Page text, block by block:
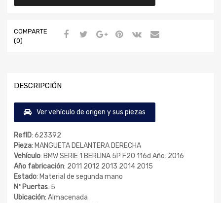
COMPARTE
(0)
DESCRIPCIÓN
Ver vehículo de origen y sus piezas
RefID: 623392
Pieza: MANGUETA DELANTERA DERECHA
Vehículo: BMW SERIE 1 BERLINA 5P F20 116d Año: 2016
Año fabricación: 2011 2012 2013 2014 2015
Estado: Material de segunda mano
Nº Puertas: 5
Ubicación: Almacenada